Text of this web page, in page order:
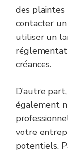
des plaintes
contacter
utiliser un
créances.
D’autre
également
votre
potentiels.